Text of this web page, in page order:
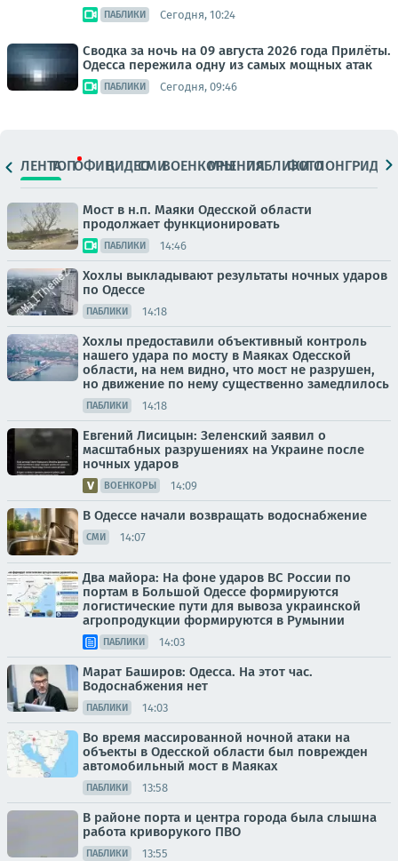
ПАБЛИКИ Сегодня, 10:24
Сводка за ночь на 09 августа 2026 года Прилёты.
Одесса пережила одну из самых мощных атак
ПАБЛИКИ Сегодня, 09:46
ЛЕНТАТОПОФИЦ.ВИДЕОСМИВОЕНКОРЫМНЕНИЯПАБЛИКИ
ФОТОЛОНГРИДЫ
Мост в н.п. Маяки Одесской области
продолжает функционировать
ПАБЛИКИ 14:46
Хохлы выкладывают результаты ночных ударов
по Одессе
ПАБЛИКИ 14:18
Хохлы предоставили объективный контроль
нашего удара по мосту в Маяках Одесской
области, на нем видно, что мост не разрушен,
но движение по нему существенно замедлилось
ПАБЛИКИ 14:18
Евгений Лисицын: Зеленский заявил о
масштабных разрушениях на Украине после
ночных ударов
ВОЕНКОРЫ 14:09
В Одессе начали возвращать водоснабжение
СМИ 14:07
Два майора: На фоне ударов ВС России по
портам в Большой Одессе формируются
логистические пути для вывоза украинской
агропродукции формируются в Румынии
ПАБЛИКИ 14:03
Марат Баширов: Одесса. На этот час.
Водоснабжения нет
ПАБЛИКИ 14:03
Во время массированной ночной атаки на
объекты в Одесской области был поврежден
автомобильный мост в Маяках
ПАБЛИКИ 13:58
В районе порта и центра города была слышна
работа криворукого ПВО
ПАБЛИКИ 13:55